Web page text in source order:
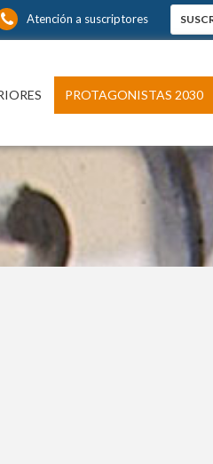
Atención a suscriptores
PROTAGONISTAS 2030